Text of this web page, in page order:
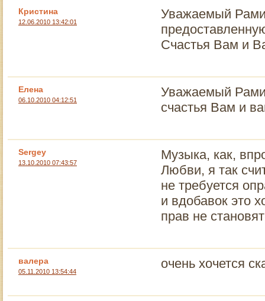
Кристина
12.06.2010 13:42:01
Уважаемый
Счастья Вам и
Елена
06.10.2010 04:12:51
Уважаемый
счастья Вам и
Sergey
13.10.2010 07:43:57
Музыка, как,
Любви, я так
не требуется
и вдобавок это
прав не
валера
05.11.2010 13:54:44
очень хочется